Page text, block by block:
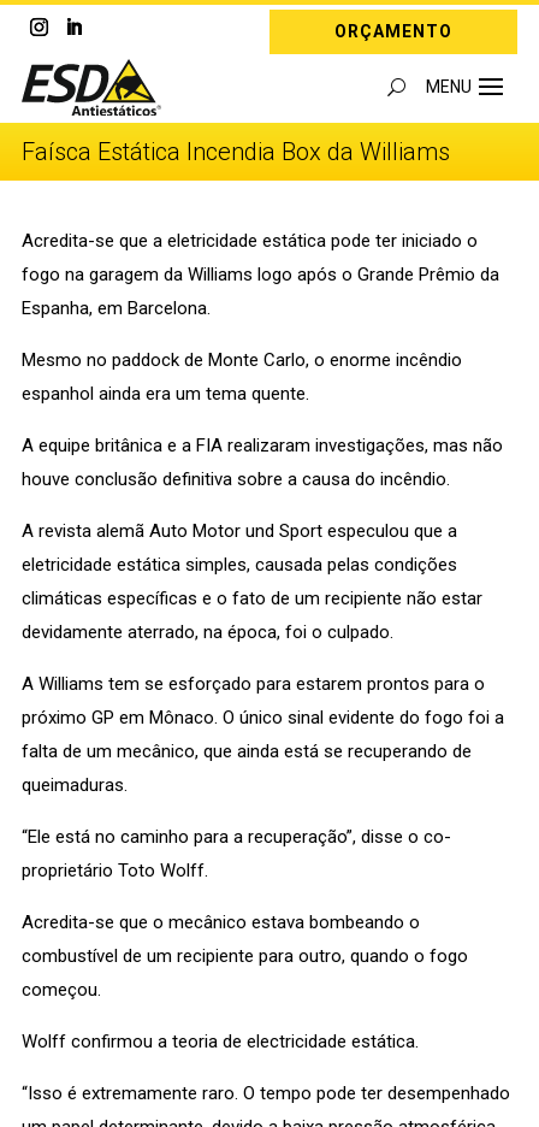
ORÇAMENTO
Faísca Estática Incendia Box da Williams
Acredita-se que a eletricidade estática pode ter iniciado o
fogo na garagem da Williams logo após o Grande Prêmio da
Espanha, em Barcelona.
Mesmo no paddock de Monte Carlo, o enorme incêndio
espanhol ainda era um tema quente.
A equipe britânica e a FIA realizaram investigações, mas não
houve conclusão definitiva sobre a causa do incêndio.
A revista alemã Auto Motor und Sport especulou que a
eletricidade estática simples, causada pelas condições
climáticas específicas e o fato de um recipiente não estar
devidamente aterrado, na época, foi o culpado.
A Williams tem se esforçado para estarem prontos para o
próximo GP em Mônaco. O único sinal evidente do fogo foi a
falta de um mecânico, que ainda está se recuperando de
queimaduras.
“Ele está no caminho para a recuperação”, disse o co-
proprietário Toto Wolff.
Acredita-se que o mecânico estava bombeando o
combustível de um recipiente para outro, quando o fogo
começou.
Wolff confirmou a teoria de electricidade estática.
“Isso é extremamente raro. O tempo pode ter desempenhado